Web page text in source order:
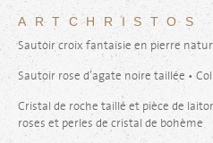
ARTCHRISTOS
Sautoir croix fantaisie en pierre
Sautoir rose d’agate noire taillée •
Cristal de roche taillé et pièce de
roses et perles de cristal de bohème